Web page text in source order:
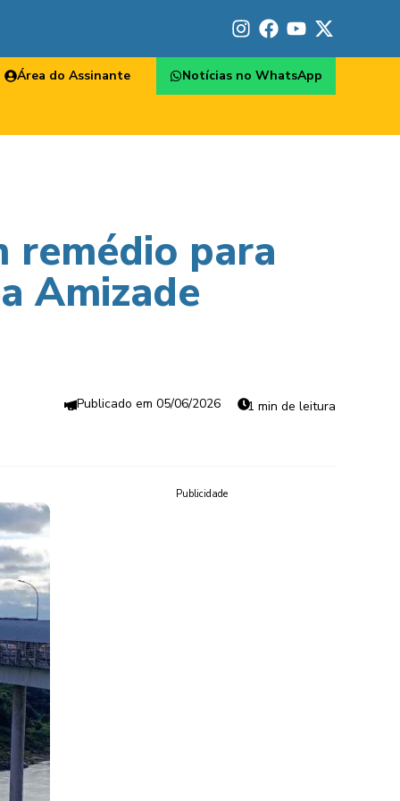
Área do Assinante Notícias no WhatsApp
remédio para
Amizade
05/06/2026 1 min de leitura
Publicidade